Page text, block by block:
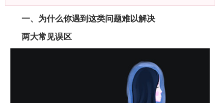
一、为什么你遇到这类问题难以解决
两大常见误区